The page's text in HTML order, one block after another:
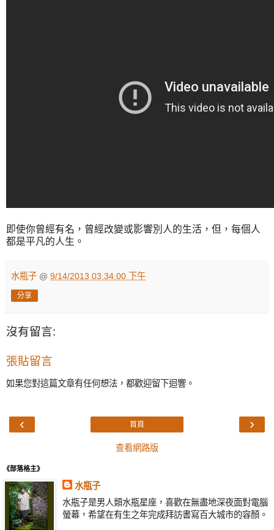
即使你曾經有名，曾經改變或影響別人的生活，但，每個人
都是平凡的人生。
水瓶子 @ 9/14/2013 03:34:00 下午
分享
沒有留言:
張貼留言
如果您對這篇文章有任何想法，都歡迎留下迴響。
‹ ›
首頁
查看網路版
《部落格主》
水瓶子
水瓶子是男人類水瓶星座，喜歡在無盡地深夜面對電腦
螢幕，希望在有生之年完成拜訪書寫百大城市的容顏。